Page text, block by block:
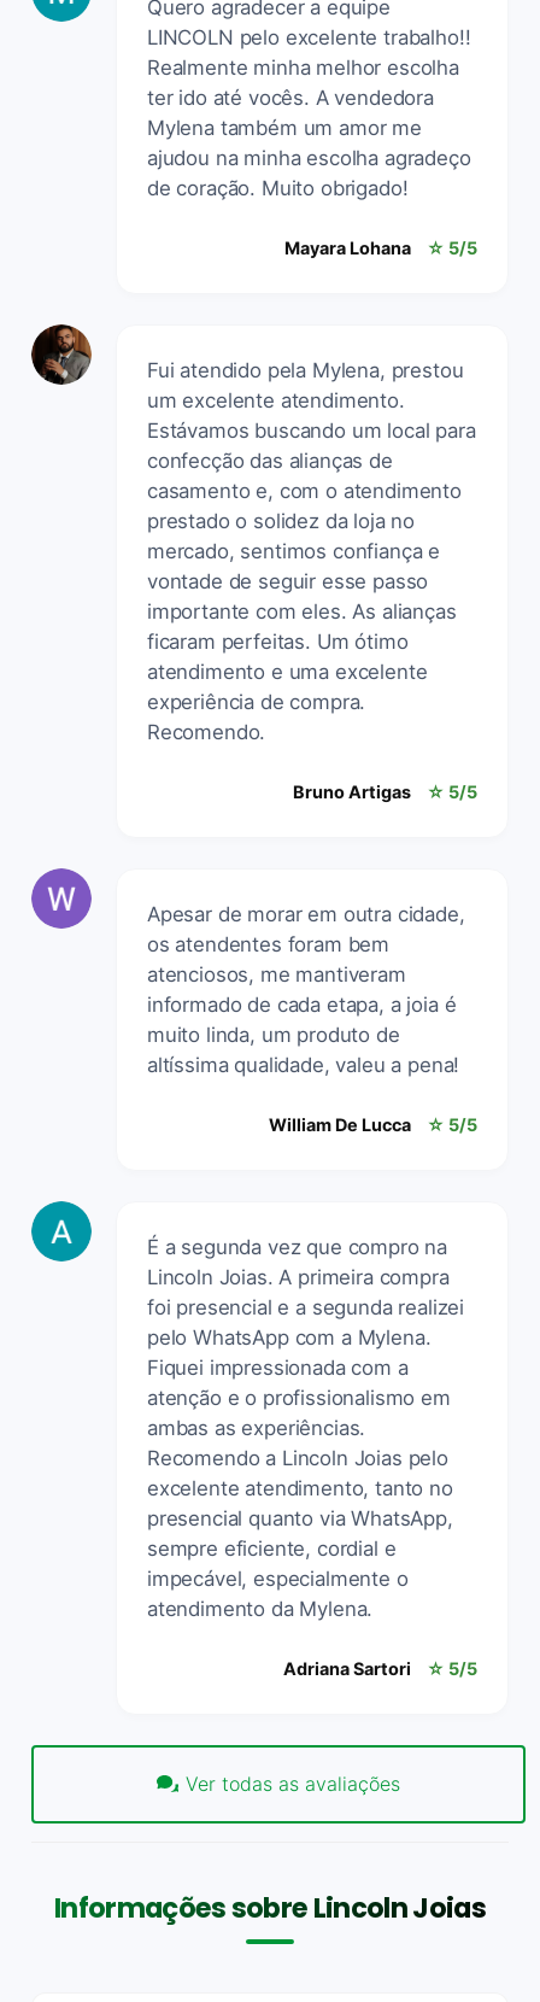
Quero agradecer a equipe
LINCOLN pelo excelente trabalho!!
Realmente minha melhor escolha
ter ido até vocês. A vendedora
Mylena também um amor me
ajudou na minha escolha agradeço
de coração. Muito obrigado!
Mayara Lohana ☆ 5/5
Fui atendido pela Mylena, prestou
um excelente atendimento.
Estávamos buscando um local para
confecção das alianças de
casamento e, com o atendimento
prestado o solidez da loja no
mercado, sentimos confiança e
vontade de seguir esse passo
importante com eles. As alianças
ficaram perfeitas. Um ótimo
atendimento e uma excelente
experiência de compra.
Recomendo.
Bruno Artigas ☆ 5/5
Apesar de morar em outra cidade,
os atendentes foram bem
atenciosos, me mantiveram
informado de cada etapa, a joia é
muito linda, um produto de
altíssima qualidade, valeu a pena!
William De Lucca ☆ 5/5
É a segunda vez que compro na
Lincoln Joias. A primeira compra
foi presencial e a segunda realizei
pelo WhatsApp com a Mylena.
Fiquei impressionada com a
atenção e o profissionalismo em
ambas as experiências.
Recomendo a Lincoln Joias pelo
excelente atendimento, tanto no
presencial quanto via WhatsApp,
sempre eficiente, cordial e
impecável, especialmente o
atendimento da Mylena.
Adriana Sartori ☆ 5/5
Ver todas as avaliações
Informações sobre Lincoln Joias